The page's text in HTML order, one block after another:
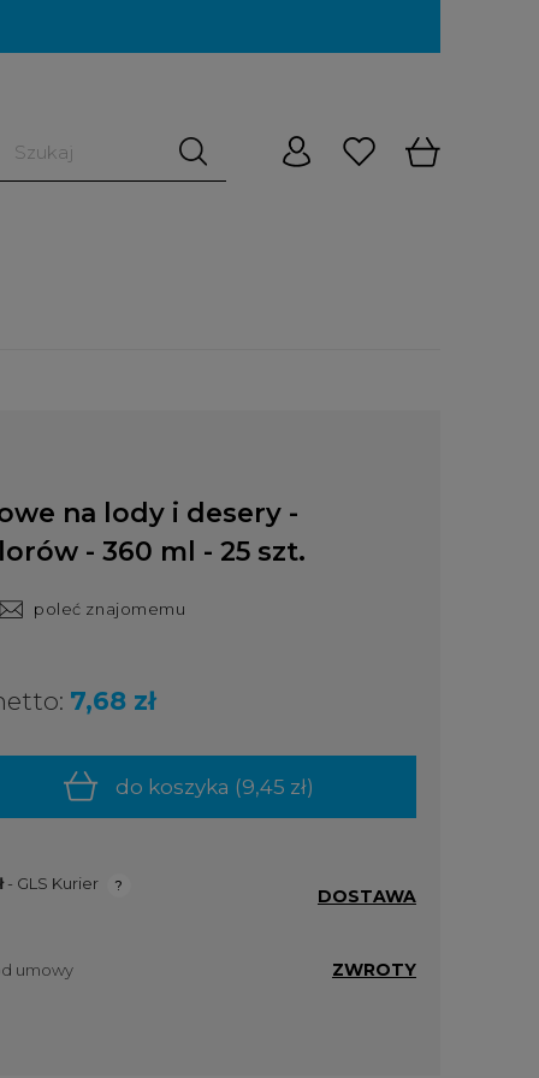
na lody i desery -
- 360 ml - 25 szt.
poleć znajomemu
7,68 zł
do koszyka (9,45 zł)
- GLS Kurier
DOSTAWA
umowy ZWROTY